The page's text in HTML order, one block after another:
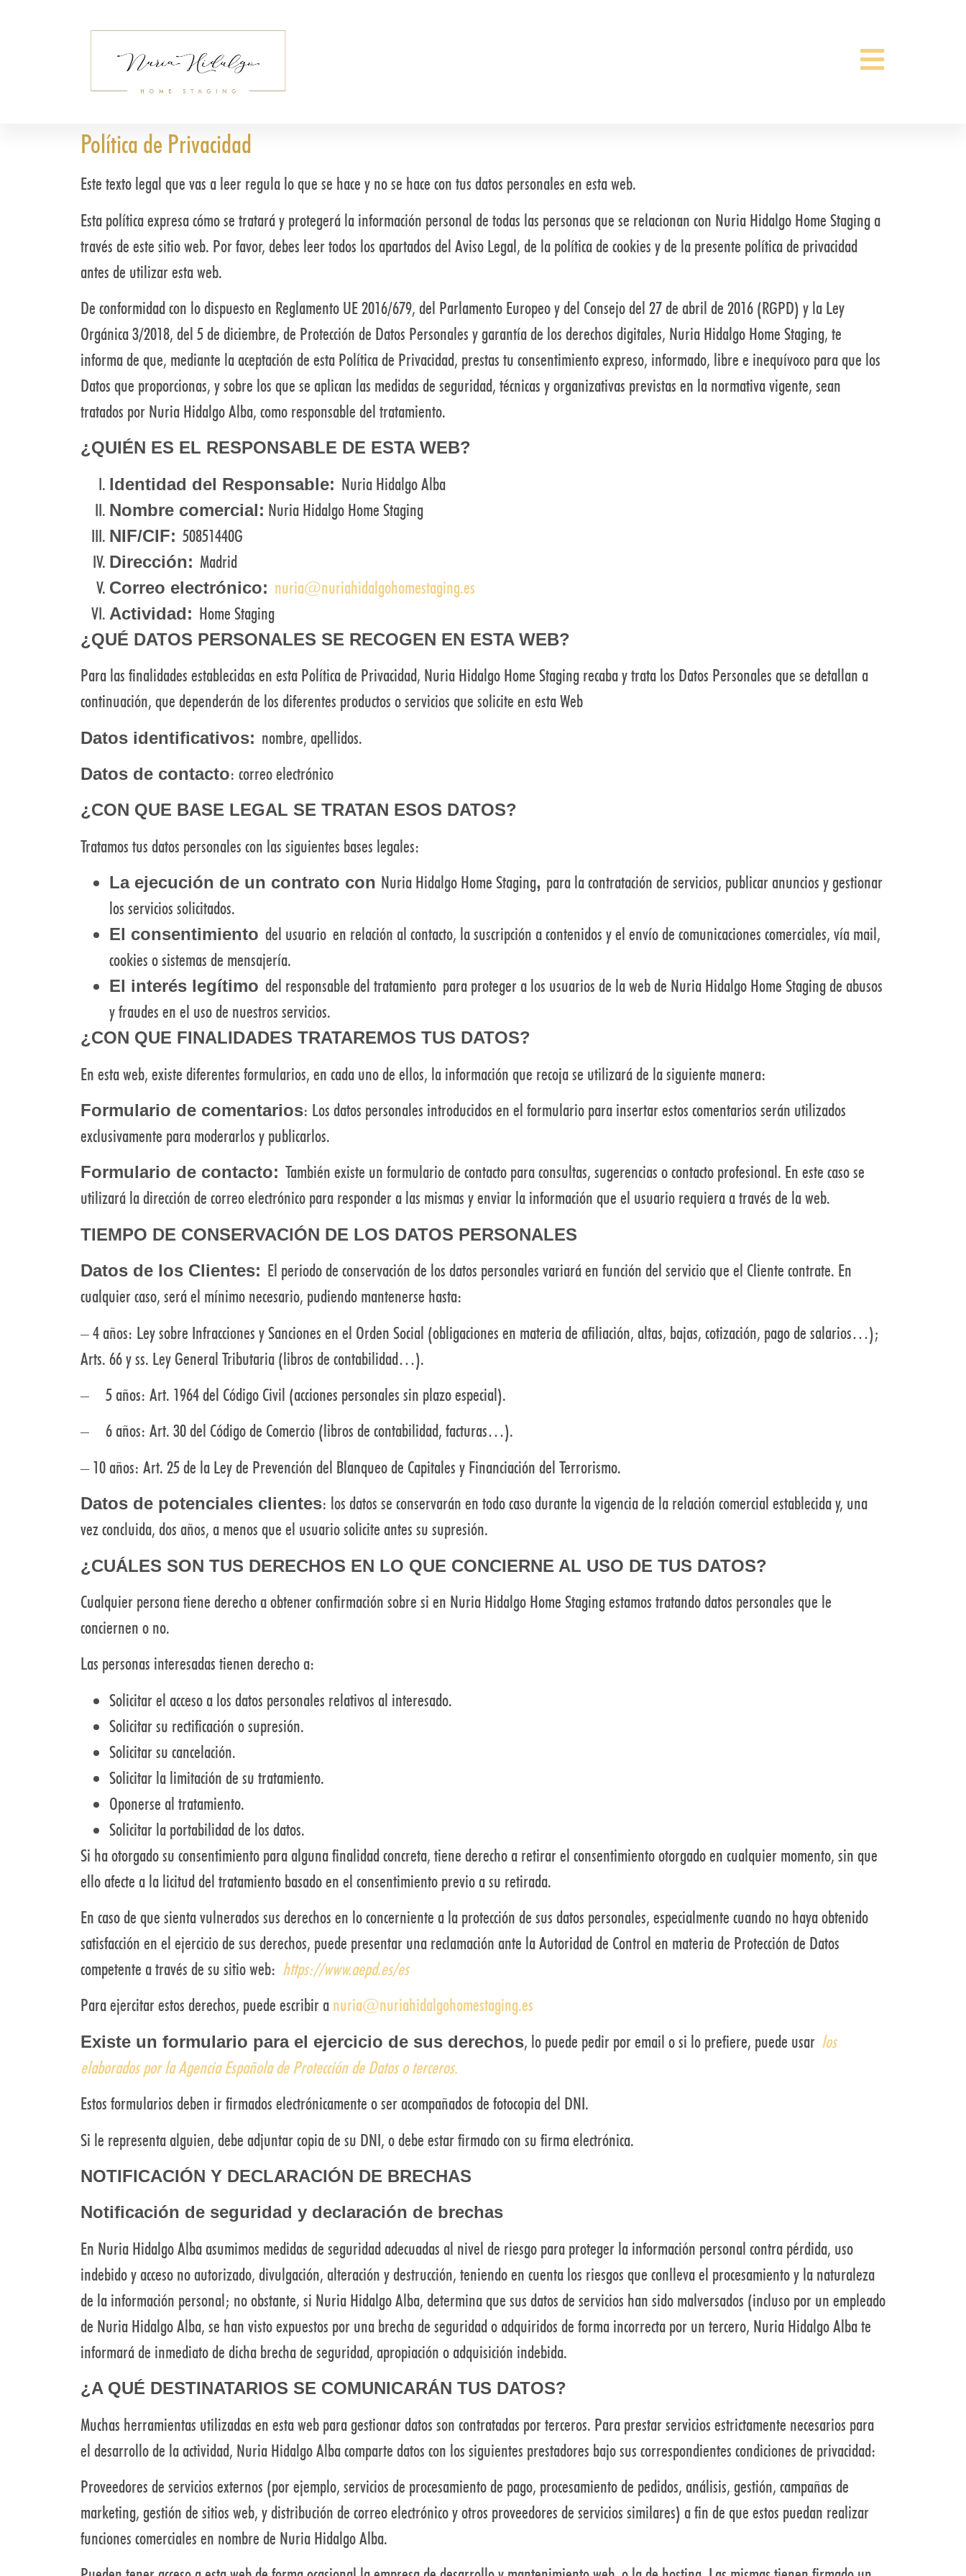
Política de Privacidad
Este texto legal que vas a leer regula lo que se hace y no se hace con tus datos personales en esta web.
Esta política expresa cómo se tratará y protegerá la información personal de todas las personas que se relacionan con Nuria Hidalgo Home Staging a
través de este sitio web. Por favor, debes leer todos los apartados del Aviso Legal, de la política de cookies y de la presente política de privacidad
antes de utilizar esta web.
De conformidad con lo dispuesto en Reglamento UE 2016/679, del Parlamento Europeo y del Consejo del 27 de abril de 2016 (RGPD) y la Ley
Orgánica 3/2018, del 5 de diciembre, de Protección de Datos Personales y garantía de los derechos digitales, Nuria Hidalgo Home Staging, te
informa de que, mediante la aceptación de esta Política de Privacidad, prestas tu consentimiento expreso, informado, libre e inequívoco para que los
Datos que proporcionas, y sobre los que se aplican las medidas de seguridad, técnicas y organizativas previstas en la normativa vigente, sean
tratados por Nuria Hidalgo Alba, como responsable del tratamiento.
¿QUIÉN ES EL RESPONSABLE DE ESTA WEB?
Identidad del Responsable: Nuria Hidalgo Alba
Nombre comercial: Nuria Hidalgo Home Staging
NIF/CIF: 50851440G
Dirección: Madrid
Correo electrónico: nuria@nuriahidalgohomestaging.es
Actividad: Home Staging
¿QUÉ DATOS PERSONALES SE RECOGEN EN ESTA WEB?
Para las finalidades establecidas en esta Política de Privacidad, Nuria Hidalgo Home Staging recaba y trata los Datos Personales que se detallan a
continuación, que dependerán de los diferentes productos o servicios que solicite en esta Web
Datos identificativos: nombre, apellidos.
Datos de contacto: correo electrónico
¿CON QUE BASE LEGAL SE TRATAN ESOS DATOS?
Tratamos tus datos personales con las siguientes bases legales:
La ejecución de un contrato con Nuria Hidalgo Home Staging, para la contratación de servicios, publicar anuncios y gestionar
los servicios solicitados.
El consentimiento del usuario en relación al contacto, la suscripción a contenidos y el envío de comunicaciones comerciales, vía mail,
cookies o sistemas de mensajería.
El interés legítimo del responsable del tratamiento para proteger a los usuarios de la web de Nuria Hidalgo Home Staging de abusos
y fraudes en el uso de nuestros servicios.
¿CON QUE FINALIDADES TRATAREMOS TUS DATOS?
En esta web, existe diferentes formularios, en cada uno de ellos, la información que recoja se utilizará de la siguiente manera:
Formulario de comentarios: Los datos personales introducidos en el formulario para insertar estos comentarios serán utilizados
exclusivamente para moderarlos y publicarlos.
Formulario de contacto: También existe un formulario de contacto para consultas, sugerencias o contacto profesional. En este caso se
utilizará la dirección de correo electrónico para responder a las mismas y enviar la información que el usuario requiera a través de la web.
TIEMPO DE CONSERVACIÓN DE LOS DATOS PERSONALES
Datos de los Clientes: El periodo de conservación de los datos personales variará en función del servicio que el Cliente contrate. En
cualquier caso, será el mínimo necesario, pudiendo mantenerse hasta:
– 4 años: Ley sobre Infracciones y Sanciones en el Orden Social (obligaciones en materia de afiliación, altas, bajas, cotización, pago de salarios…);
Arts. 66 y ss. Ley General Tributaria (libros de contabilidad…).
– 5 años: Art. 1964 del Código Civil (acciones personales sin plazo especial).
– 6 años: Art. 30 del Código de Comercio (libros de contabilidad, facturas…).
– 10 años: Art. 25 de la Ley de Prevención del Blanqueo de Capitales y Financiación del Terrorismo.
Datos de potenciales clientes: los datos se conservarán en todo caso durante la vigencia de la relación comercial establecida y, una
vez concluida, dos años, a menos que el usuario solicite antes su supresión.
¿CUÁLES SON TUS DERECHOS EN LO QUE CONCIERNE AL USO DE TUS DATOS?
Cualquier persona tiene derecho a obtener confirmación sobre si en Nuria Hidalgo Home Staging estamos tratando datos personales que le
conciernen o no.
Las personas interesadas tienen derecho a:
Solicitar el acceso a los datos personales relativos al interesado.
Solicitar su rectificación o supresión.
Solicitar su cancelación.
Solicitar la limitación de su tratamiento.
Oponerse al tratamiento.
Solicitar la portabilidad de los datos.
Si ha otorgado su consentimiento para alguna finalidad concreta, tiene derecho a retirar el consentimiento otorgado en cualquier momento, sin que
ello afecte a la licitud del tratamiento basado en el consentimiento previo a su retirada.
En caso de que sienta vulnerados sus derechos en lo concerniente a la protección de sus datos personales, especialmente cuando no haya obtenido
satisfacción en el ejercicio de sus derechos, puede presentar una reclamación ante la Autoridad de Control en materia de Protección de Datos
competente a través de su sitio web: https://www.aepd.es/es
Para ejercitar estos derechos, puede escribir a nuria@nuriahidalgohomestaging.es
Existe un formulario para el ejercicio de sus derechos, lo puede pedir por email o si lo prefiere, puede usar los
elaborados por la Agencia Española de Protección de Datos o terceros.
Estos formularios deben ir firmados electrónicamente o ser acompañados de fotocopia del DNI.
Si le representa alguien, debe adjuntar copia de su DNI, o debe estar firmado con su firma electrónica.
NOTIFICACIÓN Y DECLARACIÓN DE BRECHAS
Notificación de seguridad y declaración de brechas
En Nuria Hidalgo Alba asumimos medidas de seguridad adecuadas al nivel de riesgo para proteger la información personal contra pérdida, uso
indebido y acceso no autorizado, divulgación, alteración y destrucción, teniendo en cuenta los riesgos que conlleva el procesamiento y la naturaleza
de la información personal; no obstante, si Nuria Hidalgo Alba, determina que sus datos de servicios han sido malversados (incluso por un empleado
de Nuria Hidalgo Alba, se han visto expuestos por una brecha de seguridad o adquiridos de forma incorrecta por un tercero, Nuria Hidalgo Alba te
informará de inmediato de dicha brecha de seguridad, apropiación o adquisición indebida.
¿A QUÉ DESTINATARIOS SE COMUNICARÁN TUS DATOS?
Muchas herramientas utilizadas en esta web para gestionar datos son contratadas por terceros. Para prestar servicios estrictamente necesarios para
el desarrollo de la actividad, Nuria Hidalgo Alba comparte datos con los siguientes prestadores bajo sus correspondientes condiciones de privacidad:
Proveedores de servicios externos (por ejemplo, servicios de procesamiento de pago, procesamiento de pedidos, análisis, gestión, campañas de
marketing, gestión de sitios web, y distribución de correo electrónico y otros proveedores de servicios similares) a fin de que estos puedan realizar
funciones comerciales en nombre de Nuria Hidalgo Alba.